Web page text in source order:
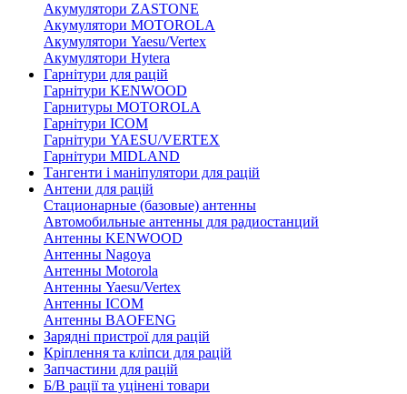
Акумулятори ZASTONE
Акумулятори MOTOROLA
Акумулятори Yaesu/Vertex
Акумулятори Hytera
Гарнітури для рацій
Гарнітури KENWOOD
Гарнитуры MOTOROLA
Гарнітури ICOM
Гарнітури YAESU/VERTEX
Гарнітури MIDLAND
Тангенти і маніпулятори для рацій
Антени для рацій
Стационарные (базовые) антенны
Автомобильные антенны для радиостанций
Антенны KENWOOD
Антенны Nagoya
Антенны Motorola
Антенны Yaesu/Vertex
Антенны ICOM
Антенны BAOFENG
Зарядні пристрої для рацій
Кріплення та кліпси для рацій
Запчастини для рацій
Б/В рації та уцінені товари